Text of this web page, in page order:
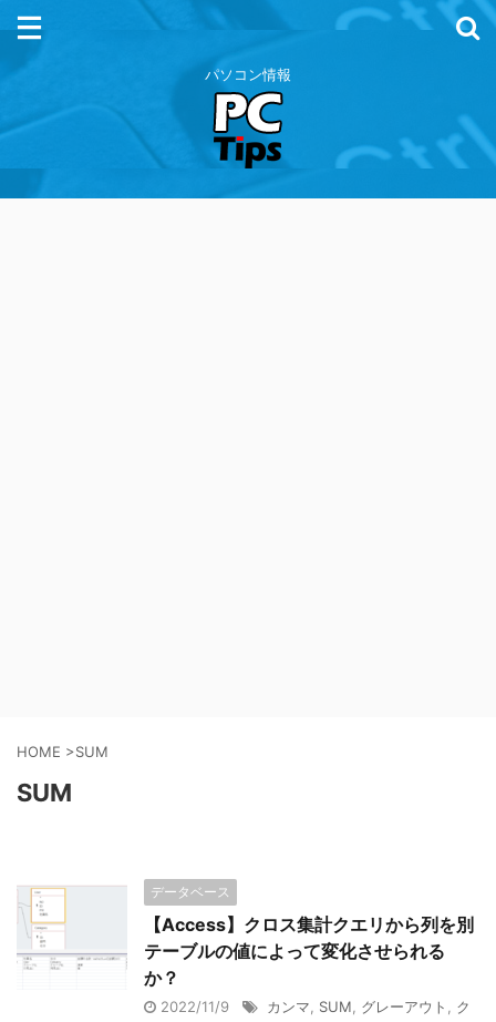
パソコン情報
HOME >SUM
SUM
データベース
【Access】クロス集計クエリから列を別
テーブルの値によって変化させられる
か？
2022/11/9 カンマ SUM グレーアウト
ク